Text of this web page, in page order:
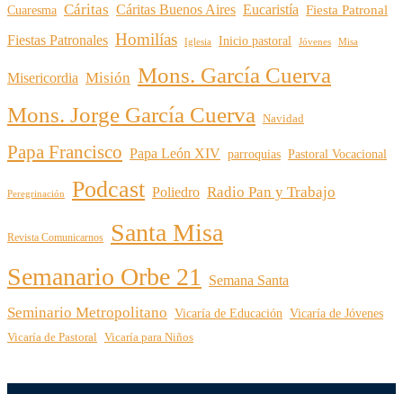
Cuaresma Cáritas Cáritas Buenos Aires Eucaristía Fiesta Patronal
Fiestas Patronales Homilías Iglesia Inicio pastoral Jóvenes Misa
Misericordia Misión Mons. García Cuerva
Mons. Jorge García Cuerva
Navidad
Papa Francisco Papa León XIV parroquias Pastoral Vocacional
Peregrinación Podcast Poliedro Radio Pan y Trabajo
Revista Comunicarnos
Santa Misa
Semanario Orbe 21 Semana Santa
Seminario Metropolitano Vicaría de Educación Vicaría de Jóvenes
Vicaría de Pastoral Vicaría para Niños